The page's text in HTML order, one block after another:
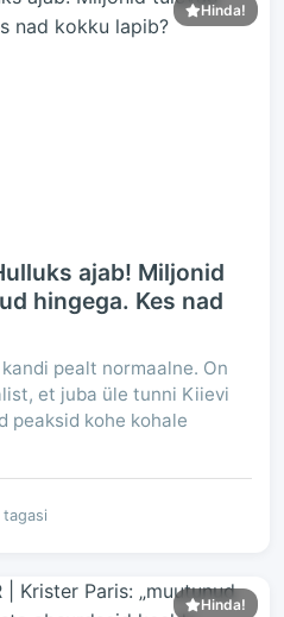
Hinda!
ajab! Miljonid
hingega. Kes nad
pealt normaalne. On
et juba üle tunni Kiievi
peaksid kohe kohale
tagasi
Hinda!